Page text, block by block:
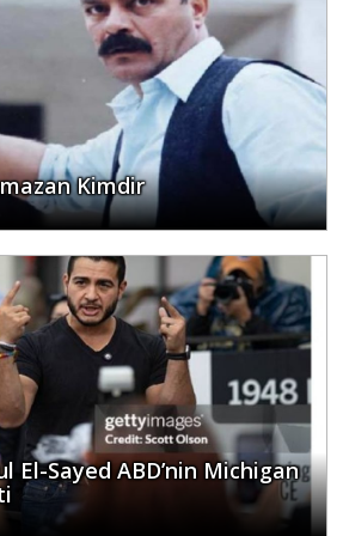
Kimdir
El-Sayed ABD’nin Michigan